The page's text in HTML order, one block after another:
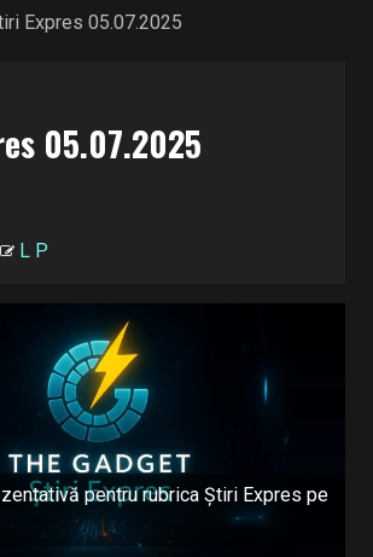
Expres 05.07.2025
05.07.2025
L P
pentru rubrica Știri Expres pe